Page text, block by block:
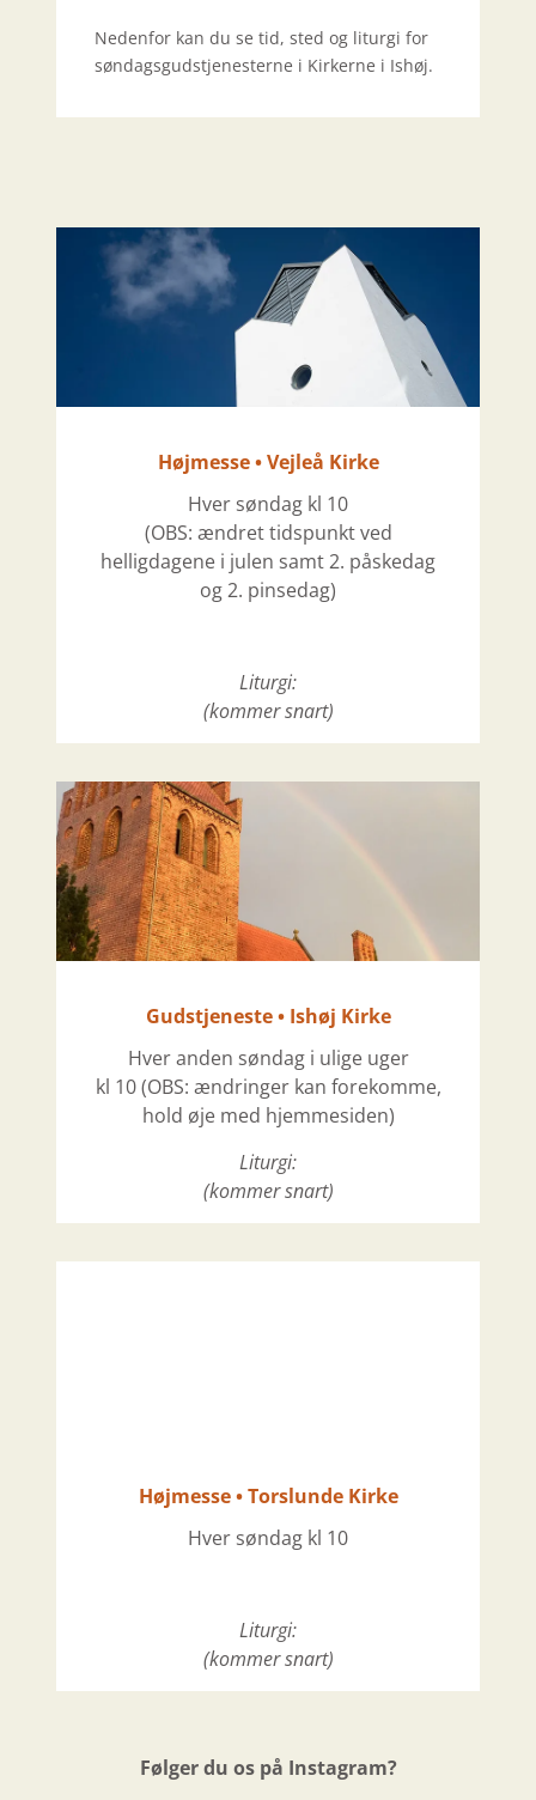
Nedenfor kan du se tid, sted og liturgi for
søndagsgudstjenesterne i Kirkerne i Ishøj.
Højmesse • Vejleå Kirke
Hver søndag kl 10
(OBS: ændret tidspunkt ved
helligdagene i julen samt 2. påskedag
og 2. pinsedag)
Liturgi:
(kommer snart)
Gudstjeneste • Ishøj Kirke
Hver anden søndag i ulige uger
kl 10(OBS: ændringer kan forekomme,
hold øje med hjemmesiden)
Liturgi:
(kommer snart)
Højmesse • Torslunde Kirke
Hver søndag kl 10
Liturgi:
(kommer snart)
Følger du os på Instagram?